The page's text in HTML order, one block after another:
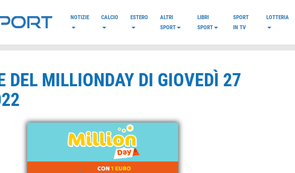
NOTIZIE CALCIO ESTERO
ALTRI
SPORT
LIBRI
SPORT
SPORT
IN TV
LOTTERIA
DEL MILLIONDAY DI GIOVEDÌ 27